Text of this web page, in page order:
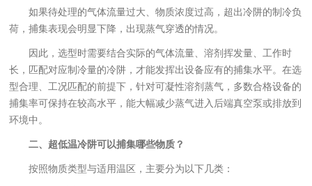
如果待处理的气体流量过大、物质浓度过高，超出冷阱的制冷负
荷，捕集表现会明显下降，出现蒸气穿透的情况。
因此，选型时需要结合实际的气体流量、溶剂挥发量、工作时
长，匹配对应制冷量的冷阱，才能发挥出设备应有的捕集水平。在选
型合理、工况匹配的前提下，针对可凝性溶剂蒸气，多数合格设备的
捕集率可保持在较高水平，能大幅减少蒸气进入后端真空泵或排放到
环境中。
二、超低温冷阱可以捕集哪些物质？
按照物质类型与适用温区，主要分为以下几类：